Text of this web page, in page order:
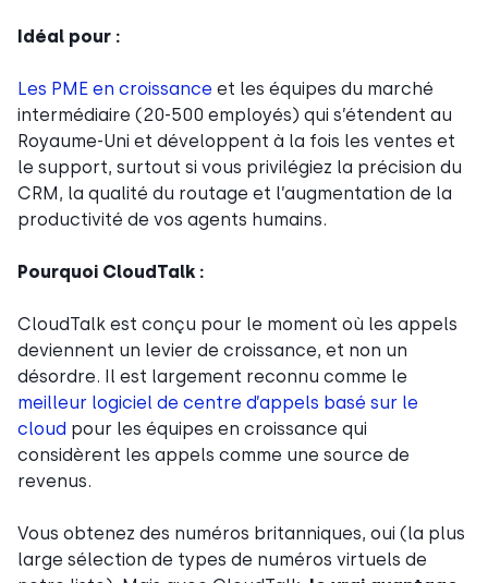
Idéal pour :
Les PME en croissance et les équipes du marché
intermédiaire (20-500 employés) qui s’étendent au
Royaume-Uni et développent à la fois les ventes et
le support, surtout si vous privilégiez la précision du
CRM, la qualité du routage et l’augmentation de la
productivité de vos agents humains.
Pourquoi CloudTalk :
CloudTalk est conçu pour le moment où les appels
deviennent un levier de croissance, et non un
désordre. Il est largement reconnu comme le
meilleur logiciel de centre d’appels basé sur le
cloud pour les équipes en croissance qui
considèrent les appels comme une source de
revenus.
Vous obtenez des numéros britanniques, oui (la plus
large sélection de types de numéros virtuels de